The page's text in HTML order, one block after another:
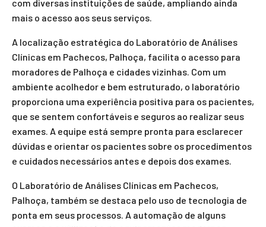
com diversas instituições de saúde, ampliando ainda
mais o acesso aos seus serviços.
A localização estratégica do Laboratório de Análises
Clínicas em Pachecos, Palhoça, facilita o acesso para
moradores de Palhoça e cidades vizinhas. Com um
ambiente acolhedor e bem estruturado, o laboratório
proporciona uma experiência positiva para os pacientes,
que se sentem confortáveis e seguros ao realizar seus
exames. A equipe está sempre pronta para esclarecer
dúvidas e orientar os pacientes sobre os procedimentos
e cuidados necessários antes e depois dos exames.
O Laboratório de Análises Clínicas em Pachecos,
Palhoça, também se destaca pelo uso de tecnologia de
ponta em seus processos. A automação de alguns